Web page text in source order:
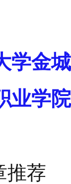
学金
业学院
推荐